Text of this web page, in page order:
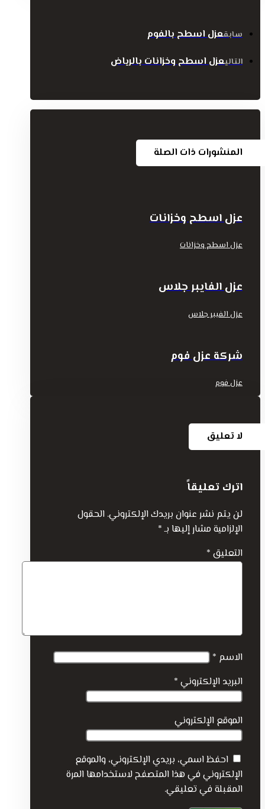
سابقعزل اسطح بالفوم
التاليعزل اسطح وخزانات بالرياض
المنشورات ذات الصلة
عزل اسطح وخزانات
عزل اسطح وخزانات
عزل الفايبر جلاس
عزل الفيبر جلاس
شركة عزل فوم
عزل فوم
لا تعليق
اترك تعليقاً
لن يتم نشر عنوان بريدك الإلكتروني. الحقول
الإلزامية مشار إليها بـ*
التعليق *
الاسم *
البريد الإلكتروني *
الموقع الإلكتروني
احفظ اسمي، بريدي الإلكتروني، والموقع
الإلكتروني في هذا المتصفح لاستخدامها المرة
المقبلة في تعليقي.